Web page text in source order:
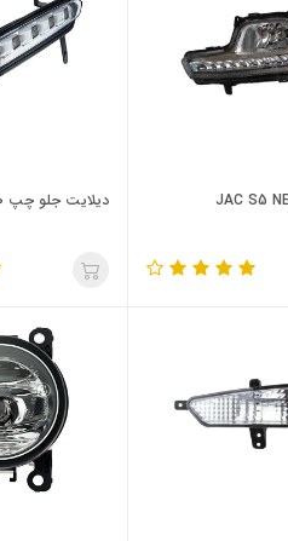
دیلایت جلو چپ LIFAN 820